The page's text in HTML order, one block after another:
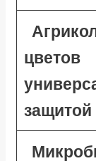
цветов
защитой